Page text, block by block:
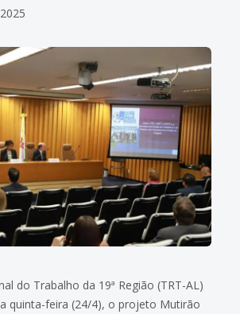
do Trabalho da 19ª Região (TRT-AL)
quinta-feira (24/4), o projeto Mutirão